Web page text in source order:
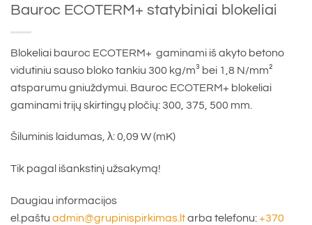
Bauroc ECOTERM+ statybiniai blokeliai
Blokeliai bauroc ECOTERM+ gaminami iš akyto betono
vidutiniu sauso bloko tankiu 300 kg/m³ bei 1,8 N/mm²
atsparumu gniuždymui. Bauroc ECOTERM+ blokeliai
gaminami trijų skirtingų pločių: 300, 375, 500 mm.
Šiluminis laidumas, λ: 0,09 W (mK)
Tik pagal išankstinį užsakymą!
Daugiau informacijos
el.paštu admin@grupinispirkimas.ltarba telefonu:+370